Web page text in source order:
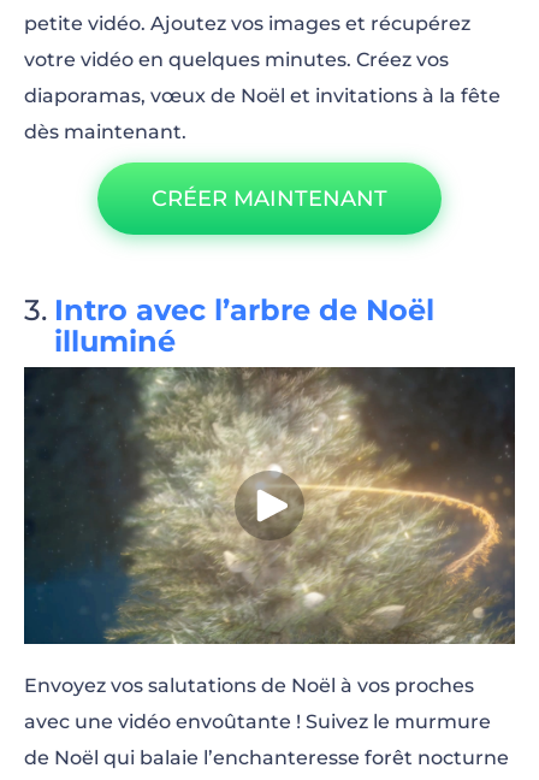
petite vidéo. Ajoutez vos images et récupérez
votre vidéo en quelques minutes. Créez vos
diaporamas, vœux de Noël et invitations à la fête
dès maintenant.
CRÉER MAINTENANT
Intro avec l’arbre de Noël
illuminé
Envoyez vos salutations de Noël à vos proches
avec une vidéo envoûtante ! Suivez le murmure
de Noël qui balaie l’enchanteresse forêt nocturne